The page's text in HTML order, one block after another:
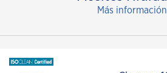
Más